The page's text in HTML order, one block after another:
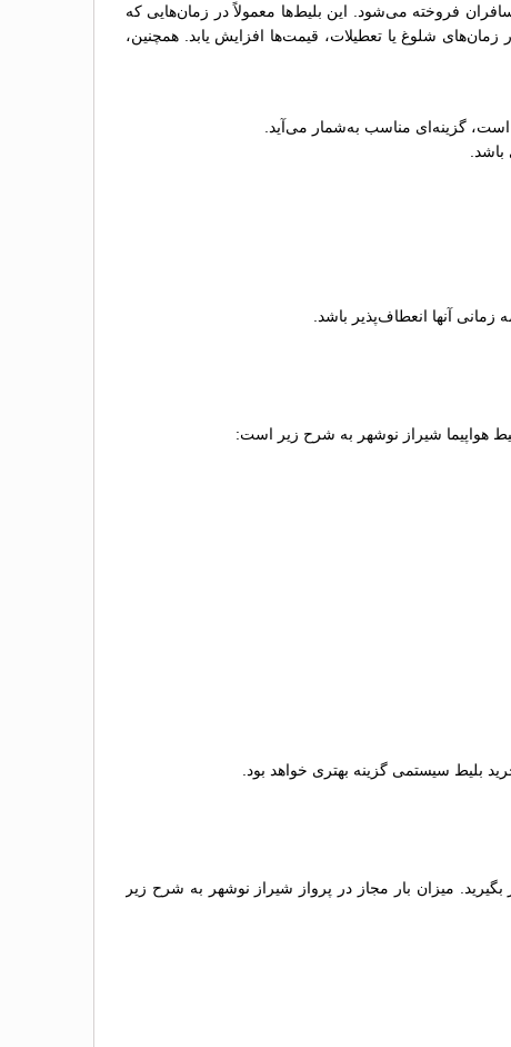
فروخته می‌شود. این بلیط‌ها معمولاً در زمان‌هایی که
شلوغ یا تعطیلات، قیمت‌ها افزایش یابد. همچنین،
گزینه‌ای مناسب به‌شمار می‌آید.
آنها انعطاف‌پذیر باشد.
هواپیما شیراز نوشهر به شرح زیر است:
بلیط سیستمی گزینه بهتری خواهد بود.
میزان بار مجاز در پرواز شیراز نوشهر به شرح زیر